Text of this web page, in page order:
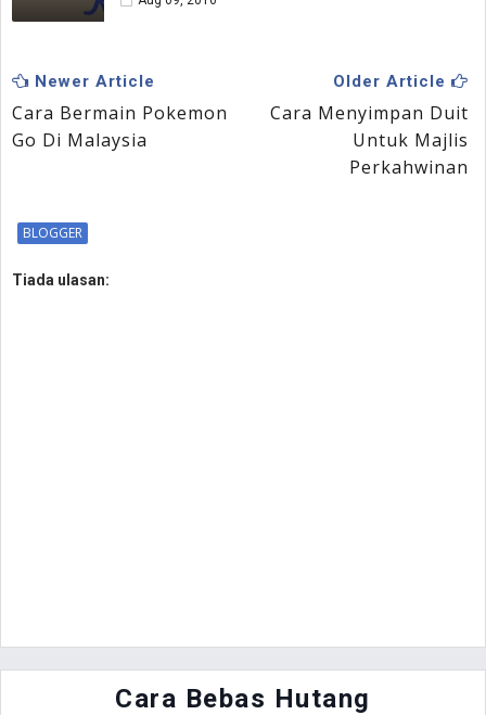
Newer Article
Cara Bermain Pokemon
Go Di Malaysia
Older Article
Cara Menyimpan Duit
Untuk Majlis
Perkahwinan
BLOGGER
Tiada ulasan:
Cara Bebas Hutang